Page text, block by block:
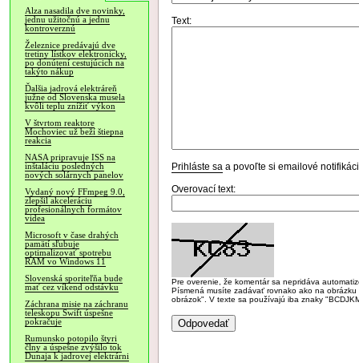
Alza nasadila dve novinky,
jednu užitočnú a jednu
kontroverznú
Železnice predávajú dve
tretiny lístkov elektronicky,
po donútení cestujúcich na
takýto nákup
Ďalšia jadrová elektráreň
južne od Slovenska musela
kvôli teplu znížiť výkon
V štvrtom reaktore
Mochoviec už beží štiepna
reakcia
NASA pripravuje ISS na
inštaláciu posledných
nových solárnych panelov
Vydaný nový FFmpeg 9.0,
zlepšil akceleráciu
profesionálnych formátov
videa
Microsoft v čase drahých
pamätí sľubuje
optimalizovať spotrebu
RAM vo Windows 11
Slovenská sporiteľňa bude
mať cez víkend odstávku
Záchrana misie na záchranu
teleskopu Swift úspešne
pokračuje
Rumunsko potopilo štyri
člny a úspešne zvýšilo tok
Dunaja k jadrovej elektrárni
Text:
Prihláste sa a povoľte si emailové
Overovací text:
Pre overenie, že komentár sa nepridáva
Písmená musíte zadávať rovnako ako na
obrázok". V texte sa používajú iba znaky